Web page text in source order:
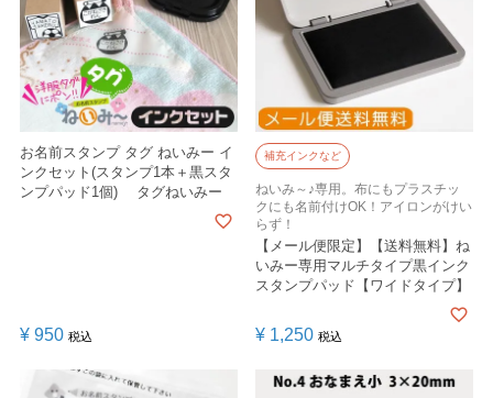
お名前スタンプ タグ ねいみー イ
ンクセット(スタンプ1本＋黒スタ
ンプパッド1個) タグねいみー
¥ 950 税込
補充インクなど
ねいみ～♪専用。布にもプラスチッ
クにも名前付けOK！アイロンがけい
らず！
【メール便限定】【送料無料】ね
いみー専用マルチタイプ黒インク
スタンプパッド【ワイドタイプ】
¥ 1,250 税込